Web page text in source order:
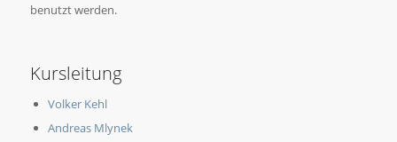
benutzt werden.
Kursleitung
Volker Kehl
Andreas Mlynek